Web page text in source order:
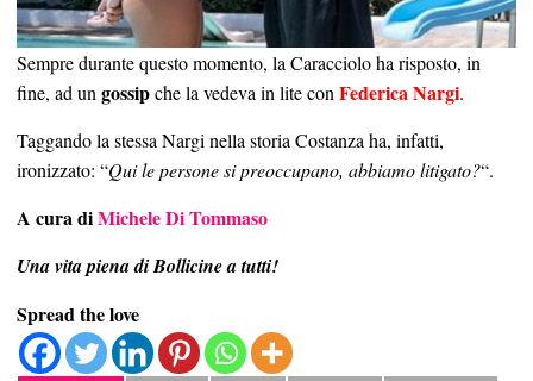
Sempre durante questo momento, la Caracciolo ha risposto, in
fine, ad ungossipche la vedeva in lite conFederica Nargi.
Taggando la stessa Nargi nella storia Costanza ha, infatti,
ironizzato: “Qui le persone si preoccupano, abbiamo litigato?“.
A cura diMichele Di Tommaso
Una vita piena di Bollicine a tutti!
Spread the love